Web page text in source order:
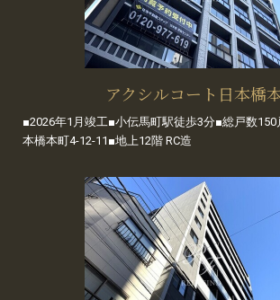
アクシルコート日本橋
■2026年1月竣工■小伝馬町駅徒歩3分■総戸数
本橋本町4-12-11■地上12階 RC造